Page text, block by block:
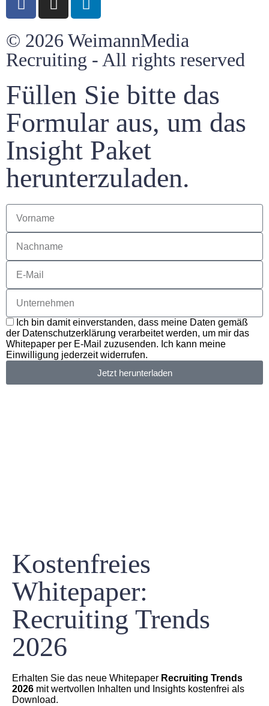
© 2026 WeimannMedia
Recruiting - All rights reserved
Füllen Sie bitte das
Formular aus, um das
Insight Paket
herunterzuladen.
Ich bin damit einverstanden, dass meine Daten gemäß
der Datenschutzerklärung verarbeitet werden, um mir das
Whitepaper per E-Mail zuzusenden. Ich kann meine
Einwilligung jederzeit widerrufen.
Jetzt herunterladen
Kostenfreies
Whitepaper:
Recruiting Trends
2026
Erhalten Sie das neue Whitepaper Recruiting Trends
2026 mit wertvollen Inhalten und Insights kostenfrei als
Download.